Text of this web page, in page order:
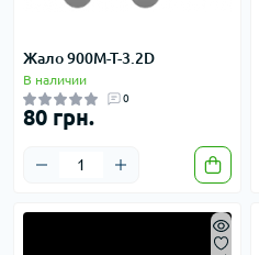
Жало 900M-T-3.2D
В наличии
0
80 грн.